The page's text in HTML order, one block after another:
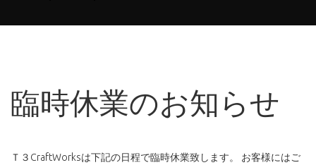
臨時休業のお知らせ
Ｔ３CraftWorksは下記の日程で臨時休業致します。 お客様にはご